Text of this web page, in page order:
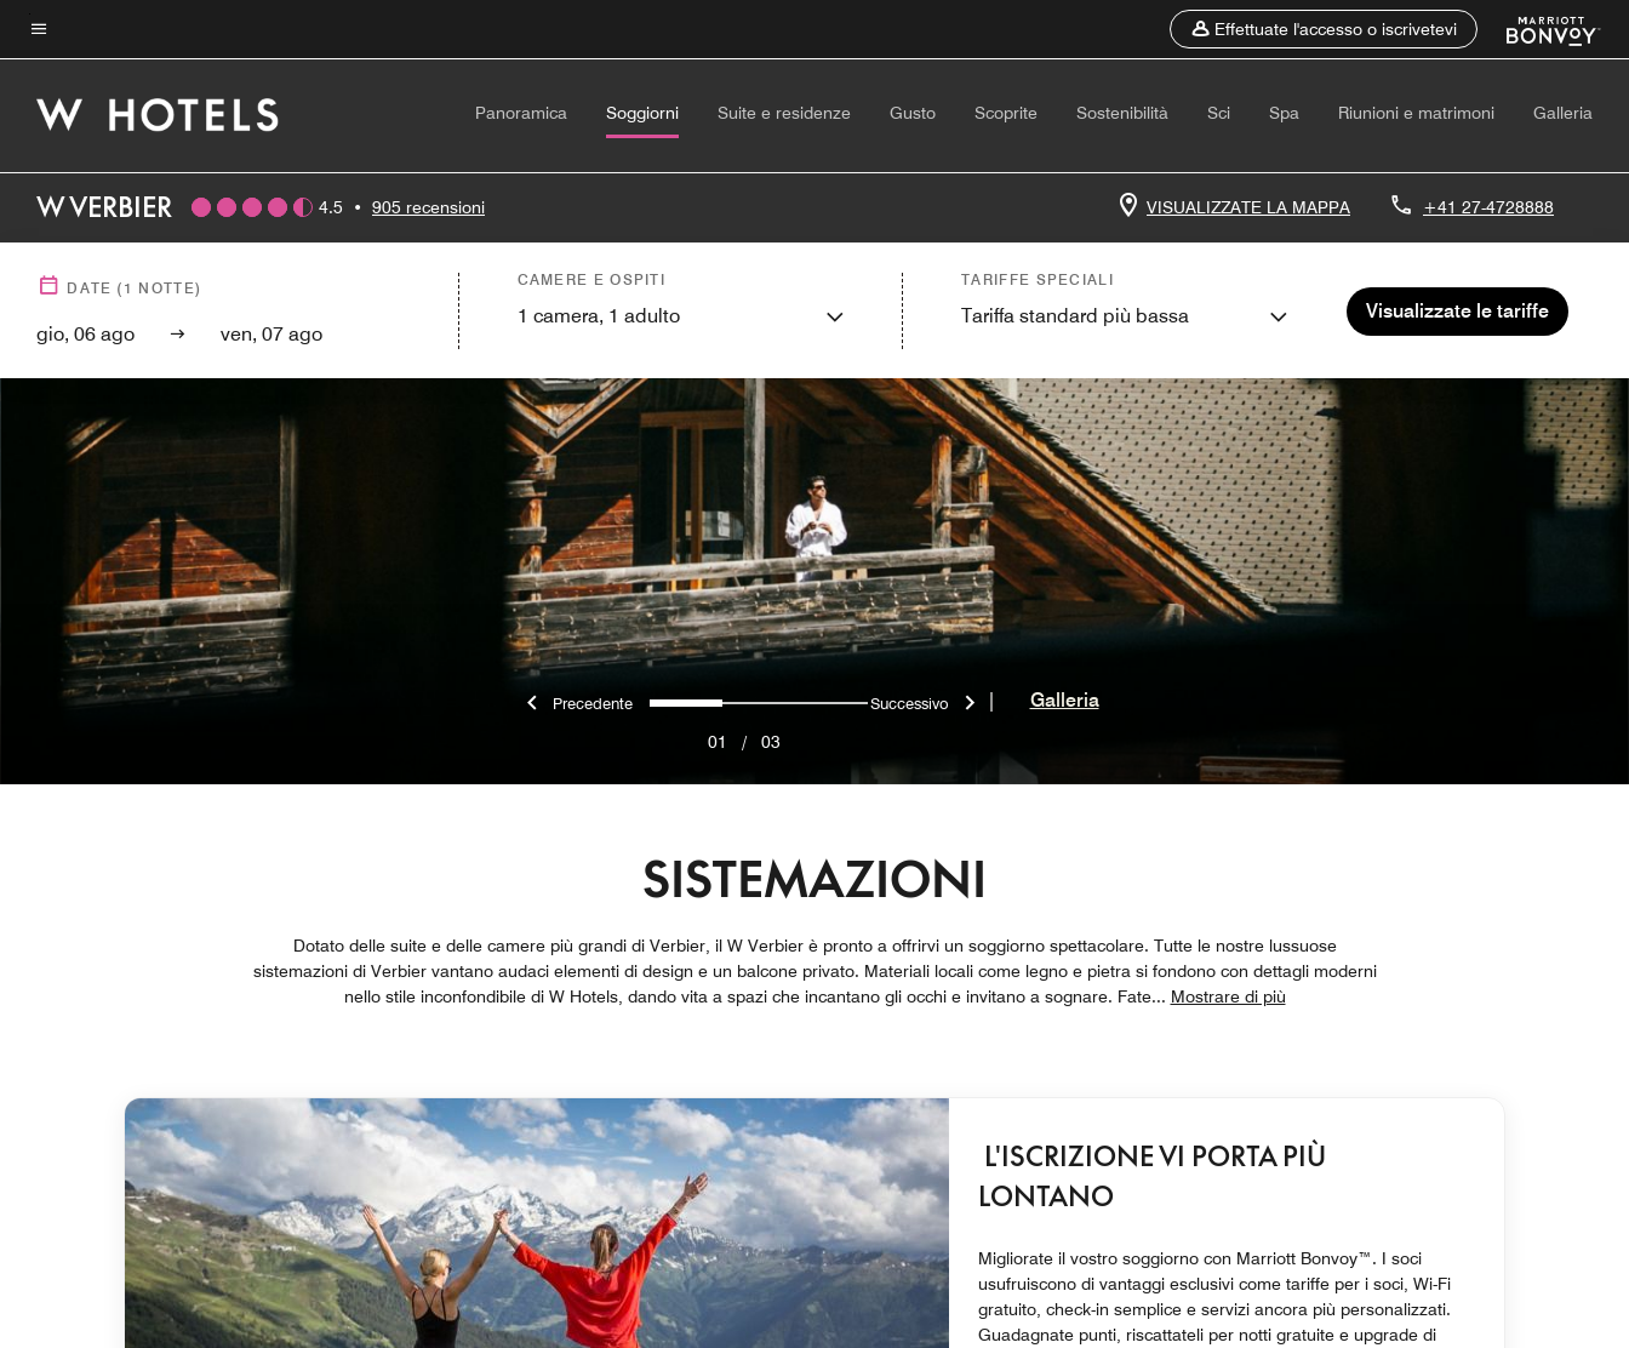
Skip
to
content
Testo del menu
Effettuate l'accesso o iscrivetevi
Panoramica Soggiorni Suite e residenze Gusto Scoprite Sostenibilità Sci Spa Riunioni e matrimoni Galleria
W VERBIER 4.5 • 905 recensioni VISUALIZZATE LA MAPPA +41 27-4728888
DATE ( 1 NOTTE)
gio, 06 ago ven, 07 ago
CAMERE E OSPITI
1 camera, 1 adulto
TARIFFE SPECIALI
Tariffa standard più bassa Visualizzate le tariffe
Precedente
0 1 2 Successivo
01 / 03
Galleria
SISTEMAZIONI
Dotato delle suite e delle camere più grandi di Verbier, il W Verbier è pronto a offrirvi un soggiorno spettacolare. Tutte le nostre lussuose
sistemazioni di Verbier vantano audaci elementi di design e un balcone privato. Materiali locali come legno e pietra si fondono con dettagli moderni
nello stile inconfondibile di W Hotels, dando vita a spazi che incantano gli occhi e invitano a sognare. Fate... Mostrare di più
L'ISCRIZIONE VI PORTA PIÙ
LONTANO
Migliorate il vostro soggiorno con Marriott Bonvoy™. I soci
usufruiscono di vantaggi esclusivi come tariffe per i soci, Wi-Fi
gratuito, check-in semplice e servizi ancora più personalizzati.
Guadagnate punti, riscattateli per notti gratuite e upgrade di